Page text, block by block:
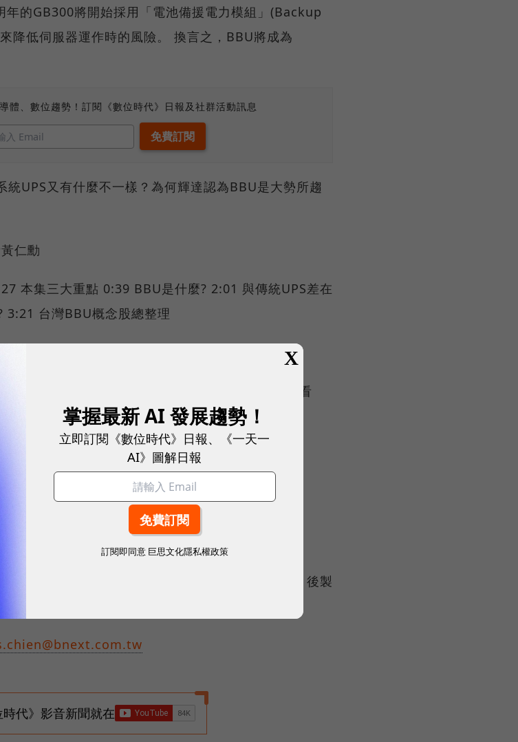
年的GB300將開始採用「電池備援電力模組」(Backup
低伺服器運作時的風險。 換言之，BBU將成為
體、數位趨勢！訂閱《數位時代》日報及社群活動訊息
統UPS又有什麼不一樣？為何輝達認為BBU是大勢所趨
仁勳
本集三大重點 0:39 BBU是什麼? 2:01 與傳統UPS差在
3:21 台灣BBU概念股總整理
何輝達GB300需要「備援電力」？BBU概念股一次看
article/81541/tech-bbu-vs-ups
b8f3D 👉Podcast🎧：
us/podcast... 👉 Facebook：
志仁 企劃｜謝宗穎 旁白、腳本撰稿｜謝宗穎 美術、後製
代》影音新聞就在
X
掌握最新 AI 發展趨勢！
立即訂閱《數位時代》日報、《一天一
AI》圖解日報
訂閱即同意 巨思文化隱私權政策